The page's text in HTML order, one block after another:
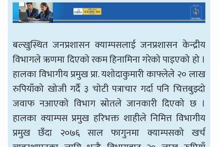
बल्खुस्थित जनप्रशासन क्याम्पसलाई जनप्रशासन केन्द्रीय
विभागले ऋणमा दिएको रकम हिनामिना गरेको पाइएको हो ।
हालका विभागीय प्रमुख प्रा. यशोदाकुमारी काफ्लेले २० लाख
रुपियाँको खोजी गर्दै ३ चोटी पत्राचार गर्दा पनि चित्तबुझ्दो
जवाफ नआएको विभाग स्रोतले जानकारी दिएको छ ।
हालका क्याम्पस प्रमुख हरिभक्त शाहीले निमित्त विभागीय
प्रमुख छँदा २०७६ साल फागुनमा क्याम्पसको खर्च